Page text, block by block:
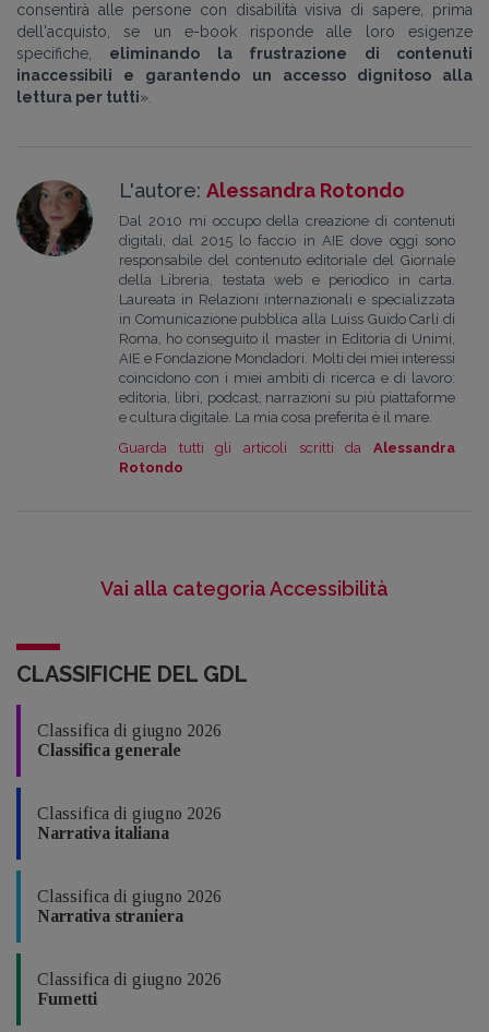
consentirà alle persone con disabilità visiva di sapere, prima
dell'acquisto, se un e-book risponde alle loro esigenze
specifiche, eliminando la frustrazione di contenuti
inaccessibili e garantendo un accesso dignitoso alla
lettura per tutti».
L'autore: Alessandra Rotondo
Dal 2010 mi occupo della creazione di contenuti
digitali, dal 2015 lo faccio in AIE dove oggi sono
responsabile del contenuto editoriale del Giornale
della Libreria, testata web e periodico in carta.
Laureata in Relazioni internazionali e specializzata
in Comunicazione pubblica alla Luiss Guido Carli di
Roma, ho conseguito il master in Editoria di Unimi,
AIE e Fondazione Mondadori. Molti dei miei interessi
coincidono con i miei ambiti di ricerca e di lavoro:
editoria, libri, podcast, narrazioni su più piattaforme
e cultura digitale. La mia cosa preferita è il mare.
Guarda tutti gli articoli scritti da Alessandra
Rotondo
Vai alla categoria Accessibilità
CLASSIFICHE DEL GDL
Classifica di giugno 2026
Classifica generale
Classifica di giugno 2026
Narrativa italiana
Classifica di giugno 2026
Narrativa straniera
Classifica di giugno 2026
Fumetti